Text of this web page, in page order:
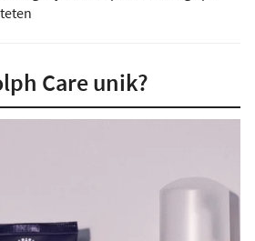
Care unik?